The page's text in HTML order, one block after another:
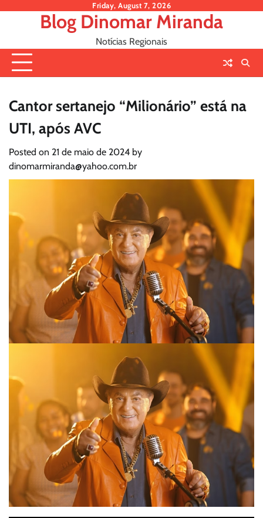
Friday, August 7, 2026
Blog Dinomar Miranda
Notícias Regionais
Cantor sertanejo “Milionário” está na
UTI, após AVC
Posted on 21 de maio de 2024 by
dinomarmiranda@yahoo.com.br